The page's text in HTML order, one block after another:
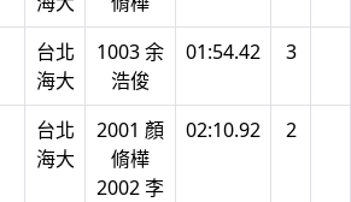
台北
海大
1003 余
浩俊
01:54.42 3
台北
海大
2001 顏
脩樺
2002 李
02:10.92 2